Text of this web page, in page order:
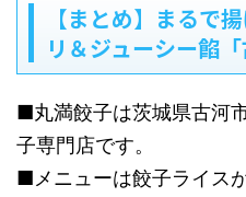
【まとめ】まるで
リ＆ジューシー餡
■丸満餃子は茨城県古河
子専門店です。
■メニューは餃子ライス